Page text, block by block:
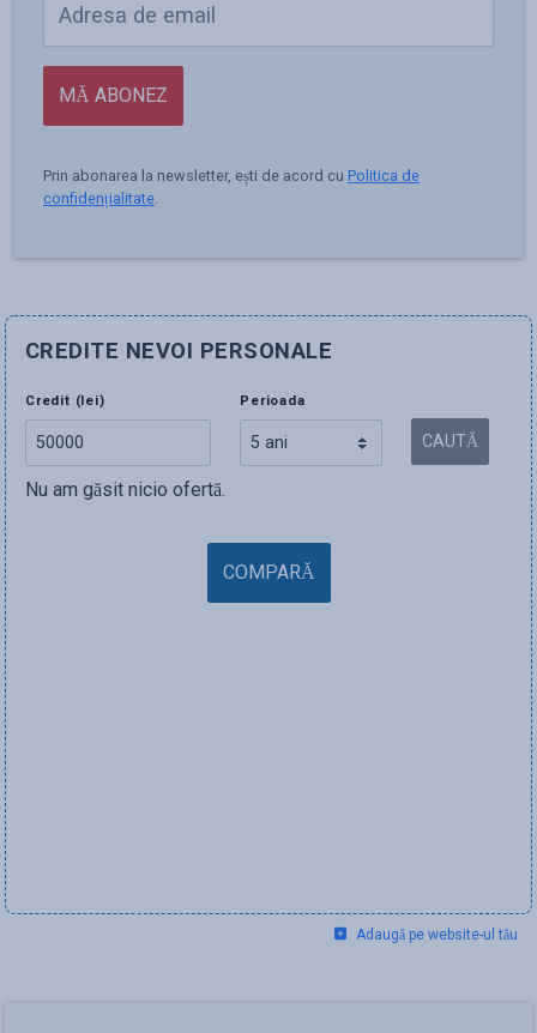
MĂ ABONEZ
Prin abonarea la newsletter, ești de acord cu Politica de
confidențialitate
CREDITE NEVOI PERSONALE
Credit (lei) Perioada
CAUTĂ
Nu am găsit nicio ofertă.
COMPARĂ
Adaugă pe website-ul tău